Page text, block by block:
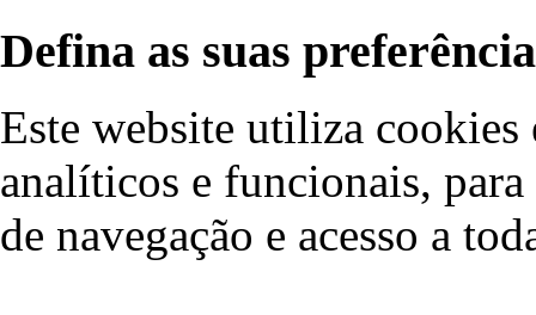
Defina as suas
Este website utiliza cookies
analíticos e funcionais,
de navegação e acesso a